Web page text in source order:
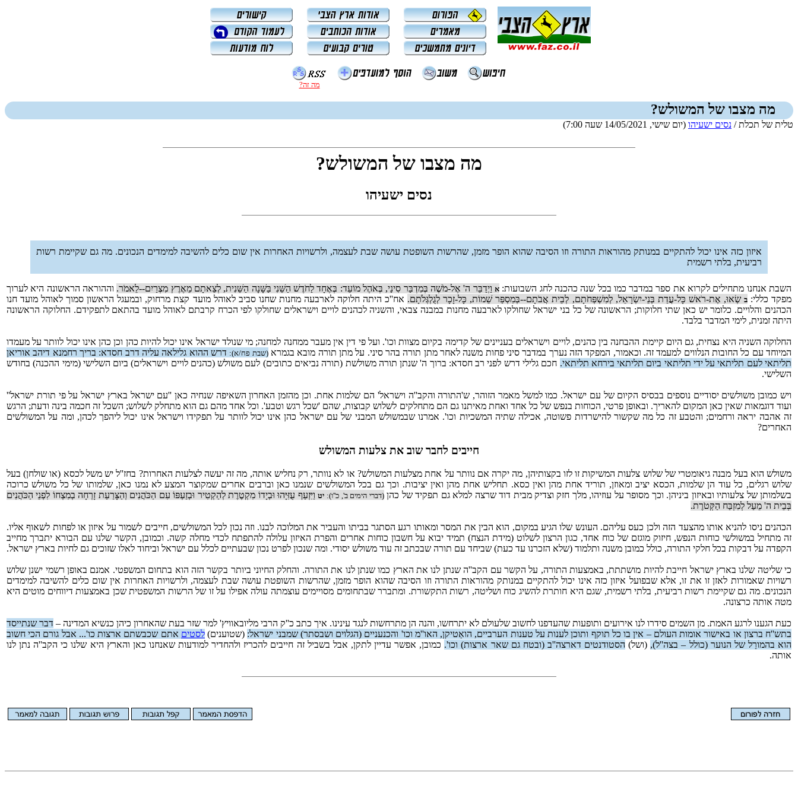
מה זה?
מה מצבו של המשולש?
טלית של תכלת / נסים ישעיהו (יום שישי, 14/05/2021 שעה 7:00)
מה מצבו של המשולש?
נסים ישעיהו
איזון כזה אינו יכול להתקיים במנותק מהוראות התורה וזו הסיבה שהוא הופר מזמן, שהרשות השופטת עושה שבת לעצמה, ולרשויות האחרות אין שום כלים להשיבה למימדים הנכונים. מה גם שקיימת רשות
רביעית, בלתי רשמית
השבת אנחנו מתחילים לקרוא את ספר במדבר כמו בכל שנה כהכנה לחג השבועות:א וַיְדַבֵּר ה' אֶל-מֹשֶׁה בְּמִדְבַּר סִינַי, בְּאֹהֶל מוֹעֵד: בְּאֶחָד לַחֹדֶשׁ הַשֵּׁנִי בַּשָּׁנָה הַשֵּׁנִית, לְצֵאתָם מֵאֶרֶץ מִצְרַיִם--לֵאמֹר. וההוראה הראשונה היא לערוך
מפקד כללי:ב שְׂאוּ, אֶת-רֹאשׁ כָּל-עֲדַת בְּנֵי-יִשְׂרָאֵל, לְמִשְׁפְּחֹתָם, לְבֵית אֲבֹתָם--בְּמִסְפַּר שֵׁמוֹת, כָּל-זָכָר לְגֻלְגְּלֹתָם. אח''כ היתה חלוקה לארבעה מחנות שחנו סביב לאוהל מועד קצת מרחוק, ובמעגל הראשון סמוך לאוהל מועד חנו
הכהנים והלויים. כלומר יש כאן שתי חלוקות; הראשונה של כל בני ישראל שחולקו לארבעה מחנות במבנה צבאי, והשניה לכהנים לויים וישראלים שחולקו לפי הכרח קרבתם לאוהל מועד בהתאם לתפקידם. החלוקה הראשונה
היתה זמנית, לימי המדבר בלבד.
החלוקה השניה היא נצחית, גם היום קיימת ההבחנה בין כהנים, לויים וישראלים בעניינים של קדימה בקיום מצוות וכו'. ועל פי דין אין מעבר ממחנה למחנה; מי שנולד ישראל אינו יכול להיות כהן וכן כהן אינו יכול לוותר על מעמדו
המיוחד עם כל החובות הנלווים למעמד זה. וכאמור, המפקד הזה נערך במדבר סיני פחות משנה לאחר מתן תורה בהר סיני. על מתן תורה מובא בגמרא(שבת פח/א): דרש ההוא גלילאה עליה דרב חסדא: בריך רחמנא דיהב אוריאן
תליתאי לעם תליתאי על ידי תליתאי ביום תליתאי בירחא תליתאי. חכם גלילי דרש לפני רב חסדא: ברוך ה' שנתן תורה משולשת (תורה נביאים כתובים) לעם משולש (כהנים לויים וישראלים) ביום השלישי (מימי ההכנה) בחודש
השלישי.
ויש כמובן משולשים יסודיים נוספים בבסיס הקיום של עם ישראל. כמו למשל מאמר הזוהר, ש'התורה והקב''ה וישראל' הם שלמות אחת. וכן מהזמן האחרון השאיפה שנחיה כאן ''עם ישראל בארץ ישראל על פי תורת ישראל''
ועוד דוגמאות שאין כאן המקום להאריך. ובאופן פרטי, הכוחות בנפש של כל אחד ואחת מאיתנו גם הם מתחלקים לשלוש קבוצות, שהם 'שכל רגש וטבע'. וכל אחד מהם גם הוא מתחלק לשלוש; השכל זה חכמה בינה ודעת; הרגש
זה אהבה יראה ורחמים; והטבע זה כל מה שקשור להישרדות פשוטה, אכילה שתיה המשכיות וכו'. אמרנו שבמשולש המבני של עם ישראל כהן אינו יכול לוותר על תפקידו וישראל אינו יכול ליהפך לכהן, ומה על המשולשים
האחרים?
חייבים לחבר שוב את צלעות המשולש
משולש הוא בעל מבנה גיאומטרי של שלוש צלעות המשיקות זו לזו בקצותיהן, מה יקרה אם נוותר על אחת מצלעות המשולש? או לא נוותר, רק נחליש אותה, מה זה יעשה לצלעות האחרות? בחז''ל יש משל לכסא (או שולחן) בעל
שלוש רגלים, כל עוד הן שלמות, הכסא יציב ומאוזן, תוריד אחת מהן ואין כסא. תחליש אחת מהן ואין יציבות. וכך גם בכל המשולשים שנמנו כאן וברבים אחרים שמקוצר המצע לא נמנו כאן, שלמותו של כל משולש כרוכה
בשלמותן של צלעותיו ובאיזון ביניהן. וכך מסופר על עוזיהו, מלך חזק וצדיק מבית דוד שרצה למלא גם תפקיד של כהן(דברי הימים ב', כ''ו): יט וַיִּזְעַף עֻזִּיָּהוּ וּבְיָדוֹ מִקְטֶרֶת לְהַקְטִיר וּבְזַעְפּוֹ עִם הַכֹּהֲנִים וְהַצָּרַעַת זָרְחָה בְמִצְחוֹ לִפְנֵי הַכֹּהֲנִים
בְּבֵית ה' מֵעַל לְמִזְבַּח הַקְּטֹרֶת.
הכהנים ניסו להניא אותו מהצעד הזה ולכן כעס עליהם. העונש שלו הגיע במקום, הוא הבין את המסר ומאותו רגע הסתגר בביתו והעביר את המלוכה לבנו. וזה נכון לכל המשולשים, חייבים לשמור על איזון או לפחות לשאוף אליו.
זה מתחיל במשולשי כוחות הנפש, חיזוק מוגזם של כוח אחד, כגון הרצון לשלוט (מידת הנצח) תמיד יבוא על חשבון כוחות אחרים והפרת האיזון עלולה להתפתח לכדי מחלה קשה. וכמובן, הקשר שלנו עם הבורא יתברך מחייב
הקפדה על דבקות בכל חלקי התורה, כולל כמובן משנה ותלמוד (שלא הזכרנו עד כעת) שביחד עם תורה שבכתב זה עוד משולש יסודי. ומה שנכון לפרט נכון שבעתיים לכלל עם ישראל וביחוד לאלו שזוכים גם לחיות בארץ ישראל.
כי שליטה שלנו בארץ ישראל חייבת להיות מושתתת, באמצעות התורה, על הקשר עם הקב''ה שנתן לנו את הארץ כמו שנתן לנו את התורה. והחלק החיוני ביותר בקשר הזה הוא בתחום המשפטי. אמנם באופן רשמי ישנן שלוש
רשויות שאמורות לאזן זו את זו, אלא שבפועל איזון כזה אינו יכול להתקיים במנותק מהוראות התורה וזו הסיבה שהוא הופר מזמן, שהרשות השופטת עושה שבת לעצמה, ולרשויות האחרות אין שום כלים להשיבה למימדים
הנכונים. מה גם שקיימת רשות רביעית, בלתי רשמית, שגם היא חותרת להשיג כוח ושליטה, רשות התקשורת. ומתברר שבתחומים מסויימים עוצמתה עולה אפילו על זו של הרשות המשפטית שכן באמצעות דיווחים מוטים היא
מטה אותה כרצונה.
כעת הגענו לרגע האמת. מן השמים סידרו לנו אירועים ותופעות שהעדפנו לחשוב שלעולם לא יתרחשו, והנה הן מתרחשות לנגד עינינו. איך כתב כ''ק הרבי מליובאוויץ' למר שזר בעת שהאחרון כיהן כנשיא המדינה – דבר שנתייסד
בתש''ח ברצון או באישור אומות העולם – אין בו כל תוקף ותוכן לענות על טענות הערביים, הואַטיקן, האו''מ וכו' והכנעניים (הגלוים ושבסתר) שמבני ישראל: (שטוענים)לסטים אתם שכבשתם ארצות כו'... אבל גורם הכי חשוב
הוא בהמורַל של הנוער (כולל – בצה''ל), (ושל) הסטודנטים דארצה''ב (ובטח גם שאר ארצות) וכו'. כמובן, אפשר עדיין לתקן, אבל בשביל זה חייבים להכריז ולהחדיר למודעות שאנחנו כאן והארץ היא שלנו כי הקב''ה נתן לנו
אותה.